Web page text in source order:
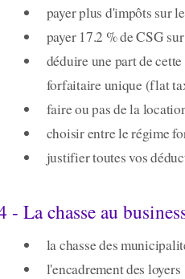
payer plus d'impôts sur
payer 17.2 % de CSG
déduire une part de
forfaitaire unique (flat
faire ou pas de la
choisir entre le régime
justifier toutes vos
- La chasse au
la chasse des
l'encadrement des loyers